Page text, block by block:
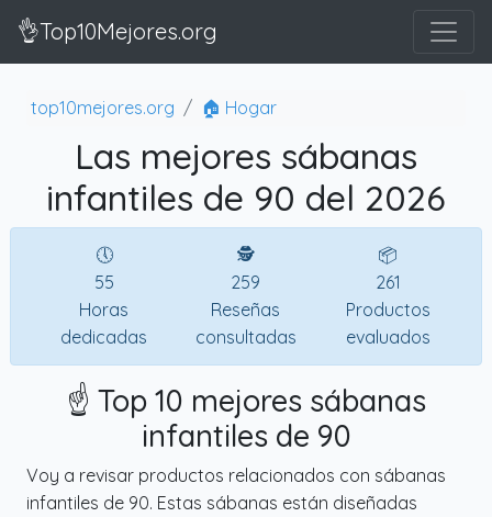
👌Top10Mejores.org
top10mejores.org 🏠 Hogar
Las mejores sábanas
infantiles de 90 del 2026
🕔
55
Horas
dedicadas
🕵
259
Reseñas
consultadas
📦
261
Productos
evaluados
☝️ Top 10 mejores sábanas
infantiles de 90
Voy a revisar productos relacionados con sábanas
infantiles de 90. Estas sábanas están diseñadas